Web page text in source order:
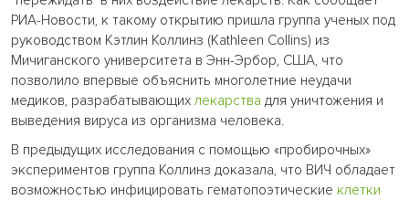
РИА-Новости, к такому открытию пришла группа ученых под
руководством Кэтлин Коллинз (Kathleen Collins) из
Мичиганского университета в Энн-Эрбор, США, что
позволило впервые объяснить многолетние неудачи
медиков, разрабатывающих лекарства для уничтожения и
выведения вируса из организма человека.
В предыдущих исследования с помощью «пробирочных»
экспериментов группа Коллинз доказала, что ВИЧ обладает
возможностью инфицировать гематопоэтические клетки